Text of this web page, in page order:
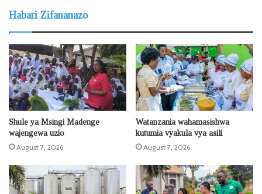
Habari Zifananazo
Shule ya Msingi Madenge
wajengewa uzio
August 7, 2026
Watanzania wahamasishwa
kutumia vyakula vya asili
August 7, 2026